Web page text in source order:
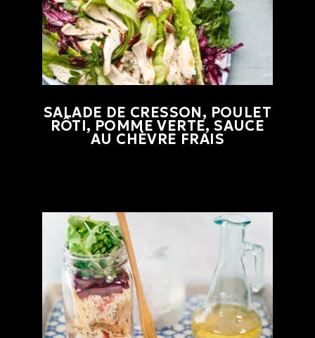
SALADE DE CRESSON, POULET
RÔTI, POMME VERTE, SAUCE
AU CHÈVRE FRAIS